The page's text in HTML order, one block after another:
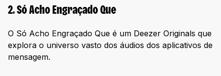
2. Só Acho Engraçado Que
O Só Acho Engraçado Que é um Deezer Originals que
explora o universo vasto dos áudios dos aplicativos de
mensagem.